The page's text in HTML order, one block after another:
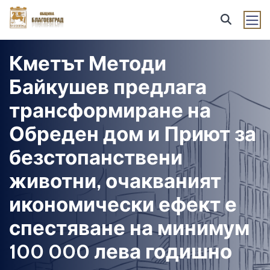
Кметът Методи
Байкушев предлага
трансформиране на
Обреден дом и Приют за
безстопанствени
животни, очакваният
икономически ефект е
спестяване на минимум
100 000 лева годишно